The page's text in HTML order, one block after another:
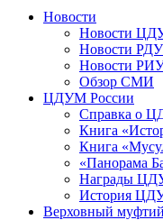
Новости
Новости
Новости
Новости
Обзор СМИ
ЦДУМ России
Справка о
Книга
Книга
«Панорама
Награды
История
Верховный муфтий